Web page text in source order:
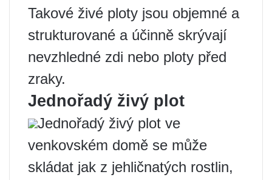
Takové živé ploty jsou objemné a
strukturované a účinně skrývají
nevzhledné zdi nebo ploty před
zraky.
Jednořadý živý plot
Jednořadý živý plot ve
venkovském domě se může
skládat jak z jehličnatých rostlin,